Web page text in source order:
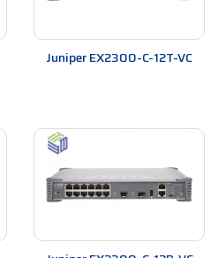
Juniper EX2300-C-12T-VC